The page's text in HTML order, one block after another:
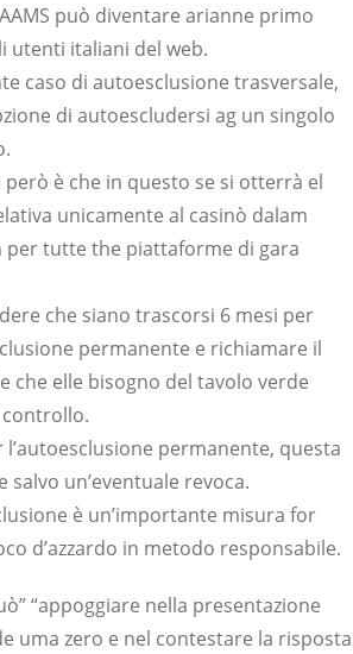
può diventare arianne primo
utenti italiani del web.
caso di autoesclusione trasversale,
di autoescludersi ag un singolo
però è che in questo se si otterrà el
unicamente al casinò dalam
tutte the piattaforme di gara
che siano trascorsi 6 mesi per
permanente e richiamare il
che elle bisogno del tavolo verde
l’autoesclusione permanente, questa
salvo un’eventuale revoca.
è un’importante misura for
d’azzardo in metodo responsabile.
“appoggiare nella presentazione
uma zero e nel contestare la risposta